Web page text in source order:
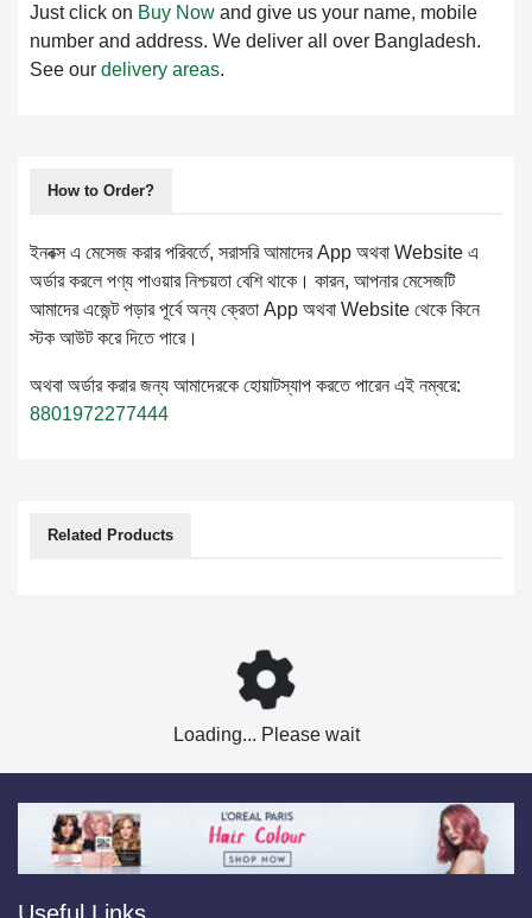
Just click on Buy Now and give us your name, mobile
number and address. We deliver all over Bangladesh.
See our delivery areas.
How to Order?
ইনবক্স এ মেসেজ করার পরিবর্তে, সরাসরি আমাদের App অথবা Website এ
অর্ডার করলে পণ্য পাওয়ার নিশ্চয়তা বেশি থাকে। কারন, আপনার মেসেজটি
আমাদের এজেন্ট পড়ার পূর্বে অন্য ক্রেতা App অথবা Website থেকে কিনে
স্টক আউট করে দিতে পারে।
অথবা অর্ডার করার জন্য আমাদেরকে হোয়াটস্যাপ করতে পারেন এই নম্বরে:
8801972277444
Related Products
Loading... Please wait
Useful Links